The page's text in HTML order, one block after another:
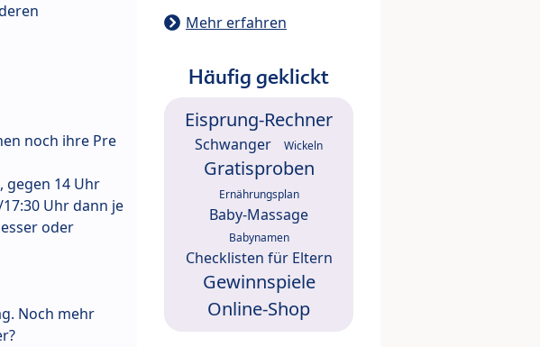
noch ihre Pre
gegen 14 Uhr
Uhr dann je
oder
Noch mehr
Mehr erfahren
Häufig geklickt
Eisprung-Rechner
Schwanger Wickeln
Gratisproben
Ernährungsplan
Baby-Massage
Babynamen
Checklisten für Eltern
Gewinnspiele
Online-Shop